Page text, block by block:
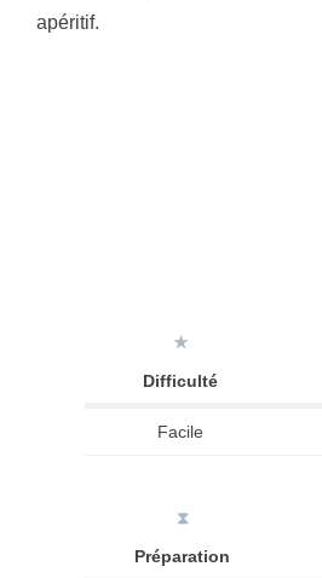
apéritif.
★
Difficulté
Facile
⧗
Préparation